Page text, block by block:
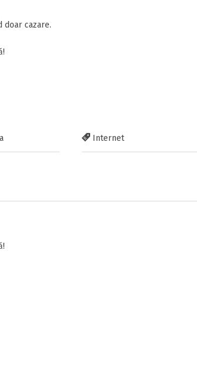
doar cazare.
Internet